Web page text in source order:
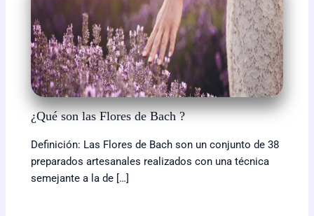
¿Qué son las Flores de Bach ?
Definición: Las Flores de Bach son un conjunto de 38
preparados artesanales realizados con una técnica
semejante a la de […]